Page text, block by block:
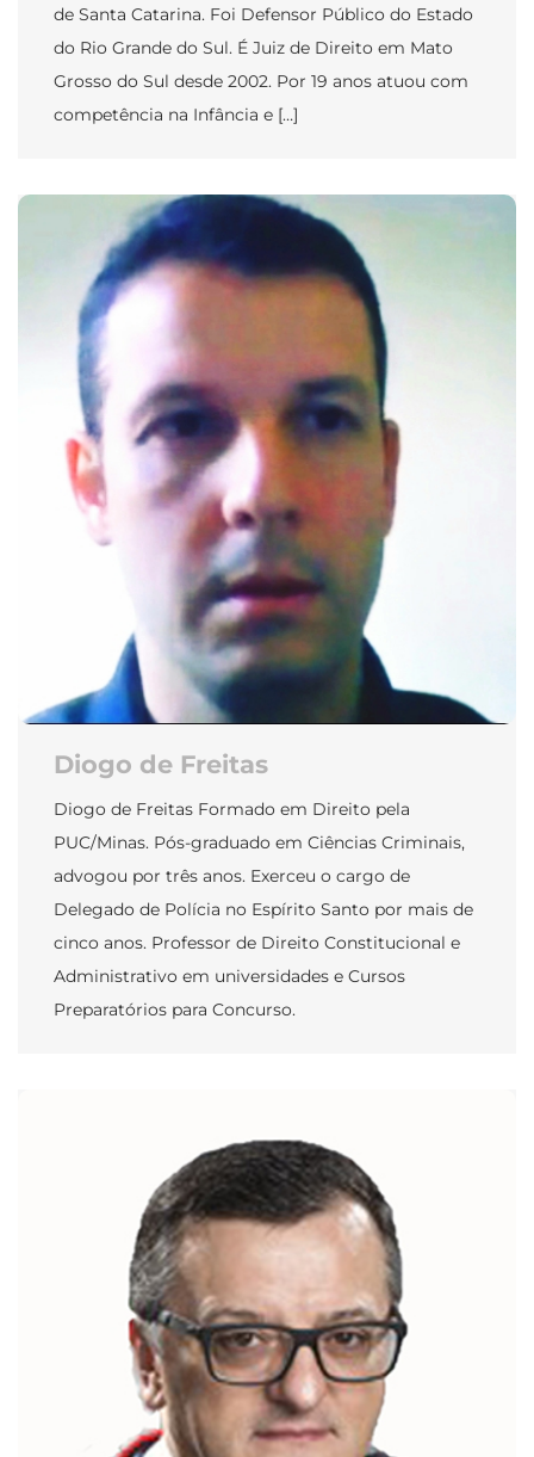
de Santa Catarina. Foi Defensor Público do Estado
do Rio Grande do Sul. É Juiz de Direito em Mato
Grosso do Sul desde 2002. Por 19 anos atuou com
competência na Infância e […]
Diogo de Freitas
Diogo de Freitas Formado em Direito pela
PUC/Minas. Pós-graduado em Ciências Criminais,
advogou por três anos. Exerceu o cargo de
Delegado de Polícia no Espírito Santo por mais de
cinco anos. Professor de Direito Constitucional e
Administrativo em universidades e Cursos
Preparatórios para Concurso.